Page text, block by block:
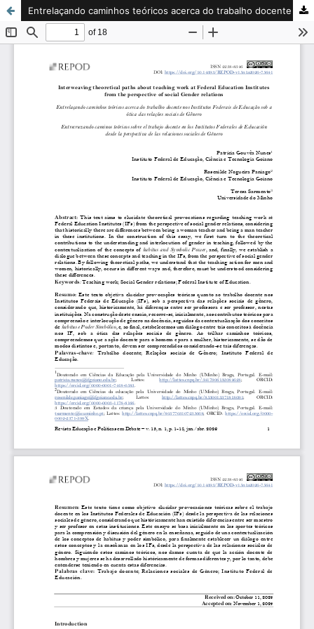
Entrelaçando caminhos teóricos acerca do trabalho docente nos Institutos Federais de Educação sob a ótica das relações sociais de Gênero